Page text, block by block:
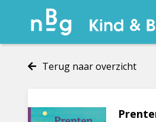
Terug naar overzicht